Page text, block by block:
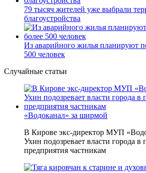
79 тысяч жителей уже выбрали
благоустройства
Из аварийного жилья планируют
500 человек
Случайные статьи
«Водоканал» за ширмой
В Кирове экс-директор МУП
Ухин подозревает власти города в
предприятия частникам